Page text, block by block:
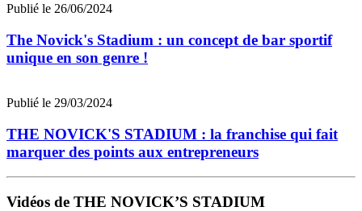
Publié le 26/06/2024
The Novick's Stadium : un concept de bar sportif
unique en son genre !
Publié le 29/03/2024
THE NOVICK'S STADIUM : la franchise qui fait
marquer des points aux entrepreneurs
Vidéos de THE NOVICK’S STADIUM